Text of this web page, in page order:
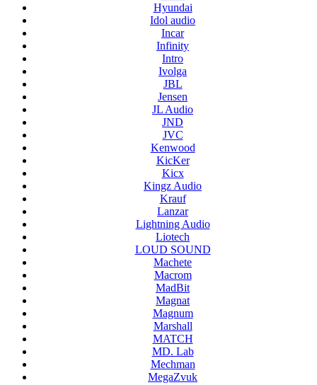
Hyundai
Idol audio
Incar
Infinity
Intro
Ivolga
JBL
Jensen
JL Audio
JND
JVC
Kenwood
KicKer
Kicx
Kingz Audio
Krauf
Lanzar
Lightning Audio
Liotech
LOUD SOUND
Machete
Macrom
MadBit
Magnat
Magnum
Marshall
MATCH
MD. Lab
Mechman
MegaZvuk